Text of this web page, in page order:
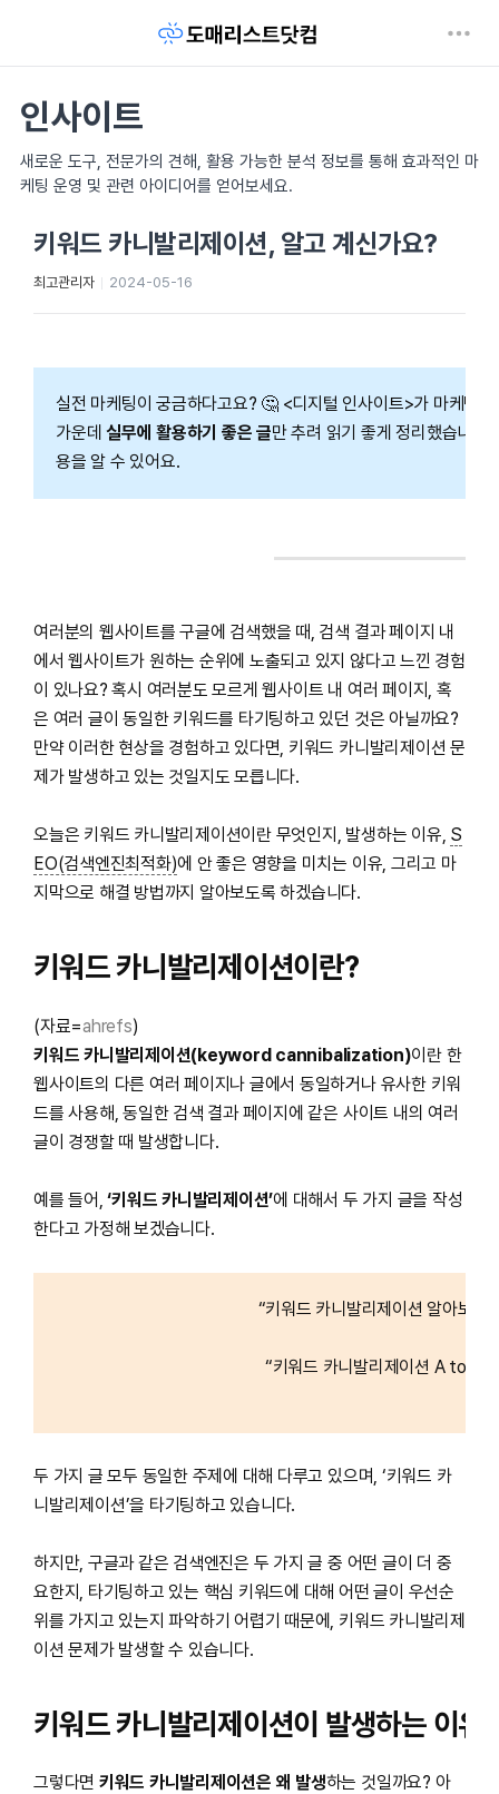
인사이트
새로운 도구, 전문가의 견해, 활용 가능한 분석 정보를 통해 효과적인 마
케팅 운영 및 관련 아이디어를 얻어보세요.
키워드 카니발리제이션, 알고 계신가요?
최고관리자 2024-05-16
실전 마케팅이 궁금하다고요? 🤔 <디지털 인사이트>가 마케팅
가운데실무에 활용하기 좋은 글만 추려 읽기 좋게 정리했습니다
용을 알 수 있어요.
여러분의 웹사이트를 구글에 검색했을 때, 검색 결과 페이지 내
에서 웹사이트가 원하는 순위에 노출되고 있지 않다고 느낀 경험
이 있나요? 혹시 여러분도 모르게 웹사이트 내 여러 페이지, 혹
은 여러 글이 동일한 키워드를 타기팅하고 있던 것은 아닐까요?
만약 이러한 현상을 경험하고 있다면, 키워드 카니발리제이션 문
제가 발생하고 있는 것일지도 모릅니다.
오늘은 키워드 카니발리제이션이란 무엇인지, 발생하는 이유, S
EO(검색엔진최적화)에 안 좋은 영향을 미치는 이유, 그리고 마
지막으로 해결 방법까지 알아보도록 하겠습니다.
키워드 카니발리제이션이란?
(자료=ahrefs)
키워드 카니발리제이션(keyword cannibalization)이란 한
웹사이트의 다른 여러 페이지나 글에서 동일하거나 유사한 키워
드를 사용해, 동일한 검색 결과 페이지에 같은 사이트 내의 여러
글이 경쟁할 때 발생합니다.
예를 들어,‘키워드 카니발리제이션’에 대해서 두 가지 글을 작성
한다고 가정해 보겠습니다.
“키워드 카니발리제이션 알아보기”
“키워드 카니발리제이션 A to Z”
두 가지 글 모두 동일한 주제에 대해 다루고 있으며, ‘키워드 카
니발리제이션’을 타기팅하고 있습니다.
하지만, 구글과 같은 검색엔진은 두 가지 글 중 어떤 글이 더 중
요한지, 타기팅하고 있는 핵심 키워드에 대해 어떤 글이 우선순
위를 가지고 있는지 파악하기 어렵기 때문에, 키워드 카니발리제
이션 문제가 발생할 수 있습니다.
키워드 카니발리제이션이 발생하는 이유
그렇다면 키워드 카니발리제이션은 왜 발생하는 것일까요? 아